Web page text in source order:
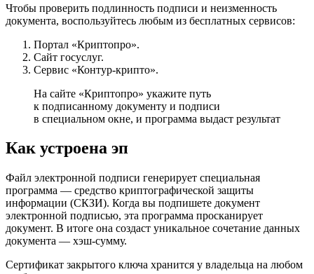
Чтобы проверить подлинность подписи и неизменность
документа, воспользуйтесь любым из бесплатных сервисов:
Портал «Криптопро».
Сайт госуслуг.
Сервис «Контур-крипто».
На сайте «Криптопро» укажите путь
к подписанному документу и подписи
в специальном окне, и программа выдаст результат
Как устроена эп
Файл электронной подписи генерирует специальная
программа — средство криптографической защиты
информации (СКЗИ). Когда вы подпишете документ
электронной подписью, эта программа просканирует
документ. В итоге она создаст уникальное сочетание данных
документа — хэш-сумму.
Сертификат закрытого ключа хранится у владельца на любом